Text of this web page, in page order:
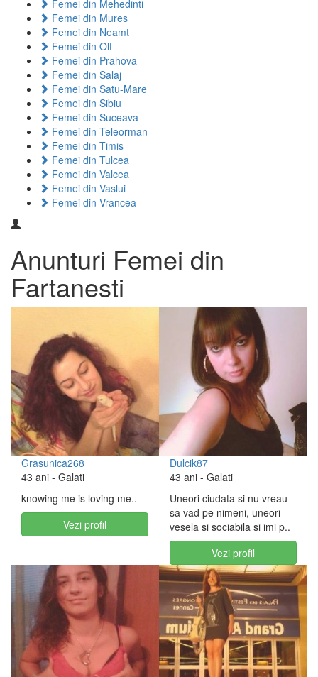
Femei din Mehedinti
Femei din Mures
Femei din Neamt
Femei din Olt
Femei din Prahova
Femei din Salaj
Femei din Satu-Mare
Femei din Sibiu
Femei din Suceava
Femei din Teleorman
Femei din Timis
Femei din Tulcea
Femei din Valcea
Femei din Vaslui
Femei din Vrancea
Anunturi Femei din
Fartanesti
Grasunica268
43 ani - Galati
knowing me is loving me..
Vezi profil
Dulcik87
43 ani - Galati
Uneori ciudata si nu vreau
sa vad pe nimeni, uneori
vesela si sociabila si imi p..
Vezi profil